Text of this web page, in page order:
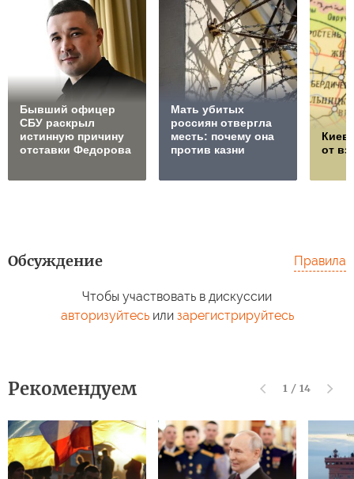
Бывший офицер
СБУ раскрыл
истинную причину
отставки Федорова
Мать убитых
россиян отвергла
месть: почему она
против казни
Киев
от
Обсуждение Правила
Чтобы участвовать в дискуссии
авторизуйтесьили зарегистрируйтесь
Рекомендуем 1 / 14